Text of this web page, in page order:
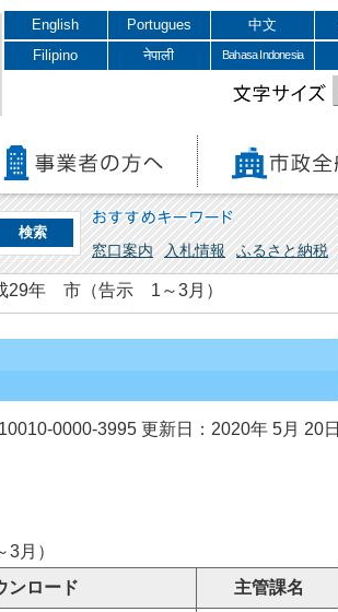
English Portugues 中文
Filipino
नेपाली Bahasa Indonesia
文字サイズ
おすすめキーワード
窓口案内 入札情報 ふるさと納税
29年 市（告示 1～3月）
0000-3995 更新日：2020年 5月 20日
月）
ンロード 主管課名